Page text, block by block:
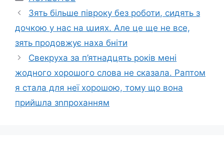
Зять більше півроку без роботи, сидять з
дочкою у нас на աиях. Але це ще не все,
зять продовжує наха бніти
Свекруха за п’ятнадцять років мені
жодного хорошого слова не сказала. Раптом
я стала для неї хорошою, тому що вона
прийшла зnпроханням